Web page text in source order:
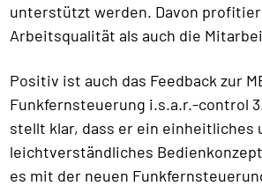
unterstützt werden. Davon
Arbeitsqualität als auch die
Positiv ist auch das Feedback zur
Funkfernsteuerung i.s.a.r.-control
stellt klar, dass er ein einheitliches
leichtverständliches
es mit der neuen